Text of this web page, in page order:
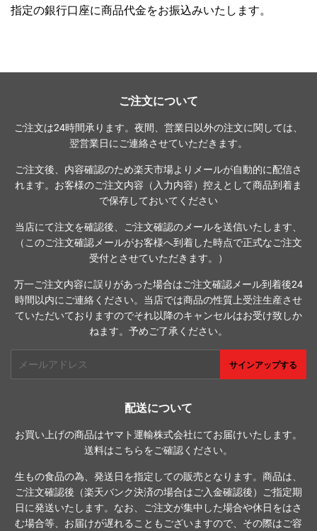
指定の銀行口座に商品代金をお振込みいたします。
ご注文について
ご注文は24時間承ります。夜間、営業日以外の注文に関しては、
翌営業日にご連絡させていただきます。
ご注文後、内容確認のため楽天市場よりメールが自動的に配信さ
れます。お客様のご注文内容（入力内容）控えとして商品到着ま
で保存しておいてください
当店にて注文を確認後、ご注文確認のメールを送信いたします、
（このご注文確認メールがお客様へ到着した時点で正式なご注文
受付とさせていただきます。）
万一ご注文内容に誤りがあった場合はご注文確認メール到着後24
時間以内にご連絡ください。当店では商品の性質上受注生産させ
ていただいておりますのでそれ以降のキャンセルはお受け致しか
ねます。予めご了承ください。
レ
サインアップする
配送について
お買い上げの商品はヤマト運輸株式会社にてお届けいたします。
送料はこちらをご確認ください。
生もの食品の為、発送日を指定しての販売となります。商品は、
ご注文確認後（楽天バンク決済の場合はご入金確認後）ご指定期
日に発送いたします。なお、ご注文が集中した場合や休日をはさ
む場合等、お届けが遅れることもございますので、その際はご容